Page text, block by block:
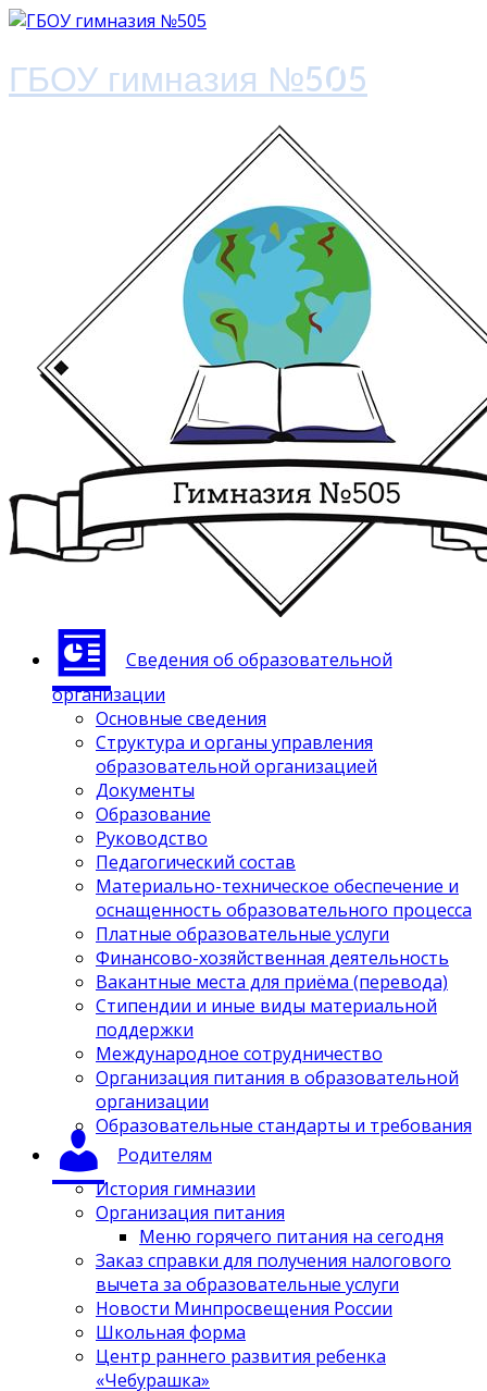
ГБОУ гимназия №505
Сведения об образовательной
организации
Основные сведения
Структура и органы управления
образовательной организацией
Документы
Образование
Руководство
Педагогический состав
Материально-техническое обеспечение и
оснащенность образовательного процесса
Платные образовательные услуги
Финансово-хозяйственная деятельность
Вакантные места для приёма (перевода)
Стипендии и иные виды материальной
поддержки
Международное сотрудничество
Организация питания в образовательной
организации
Образовательные стандарты и требования
Родителям
История гимназии
Организация питания
Меню горячего питания на сегодня
Заказ справки для получения налогового
вычета за образовательные услуги
Новости Минпросвещения России
Школьная форма
Центр раннего развития ребенка
«Чебурашка»